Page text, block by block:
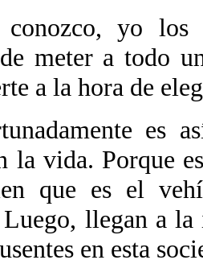
yo los
meter a todo
a la hora de
es
la vida. Porque
que es el
Luego, llegan a
en esta